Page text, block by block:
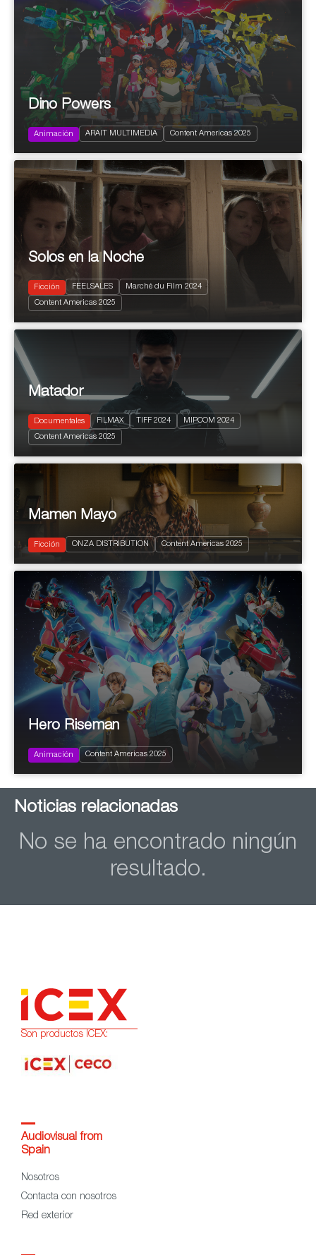
2024
116x11’ (26x11’ + 32x11’ + 26x11’ +
32x15')
Family
Infantil y Juvenil
Dino Powers
Animación ARAIT MULTIMEDIA Content Americas 2025
2024 85'
Drama
Solos en la Noche
Ficción FEELSALES Marché du Film 2024
Content Americas 2025
2024 95'
Sports
Matador
Documentales FILMAX TIFF 2024 MIPCOM 2024
Content Americas 2025
Comedia
Mamen Mayo
Ficción ONZA DISTRIBUTION Content Americas 2025
78x11’ (26x11’ + 26x11’ + 26x11’) Family
Infantil y Juvenil
Hero Riseman
Animación Content Americas 2025
Noticias relacionadas
No se ha encontrado ningún
resultado.
Son productos ICEX:
Audiovisual from
Spain
Nosotros
Contacta con nosotros
Red exterior